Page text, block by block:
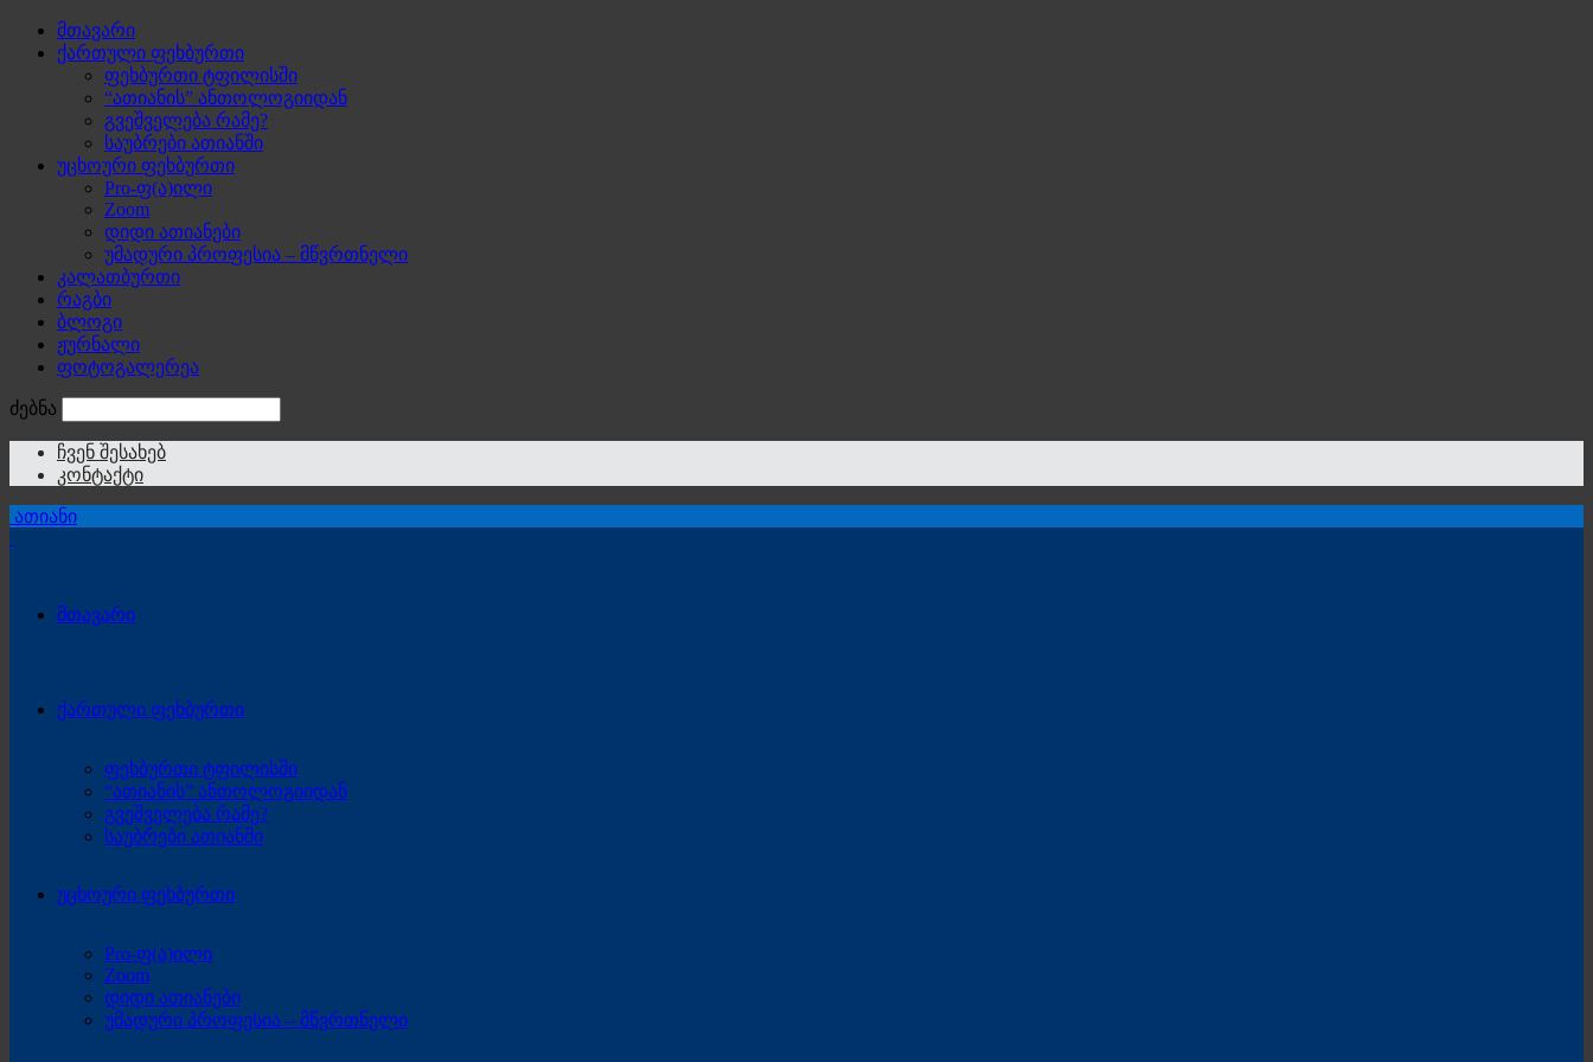
მთავარი
ქართული ფეხბურთი
ფეხბურთი ტფილისში
“ათიანის” ანთოლოგიიდან
გვეშველება რამე?
საუბრები ათიანში
უცხოური ფეხბურთი
Pro-ფ(ა)ილი
Zoom
დიდი ათიანები
უმადური პროფესია – მწვრთნელი
კალათბურთი
რაგბი
ბლოგი
ჟურნალი
ფოტოგალერეა
ძებნა
ჩვენ შესახებ
კონტაქტი
ათიანი
მთავარი
ქართული ფეხბურთი
ფეხბურთი ტფილისში
“ათიანის” ანთოლოგიიდან
გვეშველება რამე?
საუბრები ათიანში
უცხოური ფეხბურთი
Pro-ფ(ა)ილი
Zoom
დიდი ათიანები
უმადური პროფესია – მწვრთნელი